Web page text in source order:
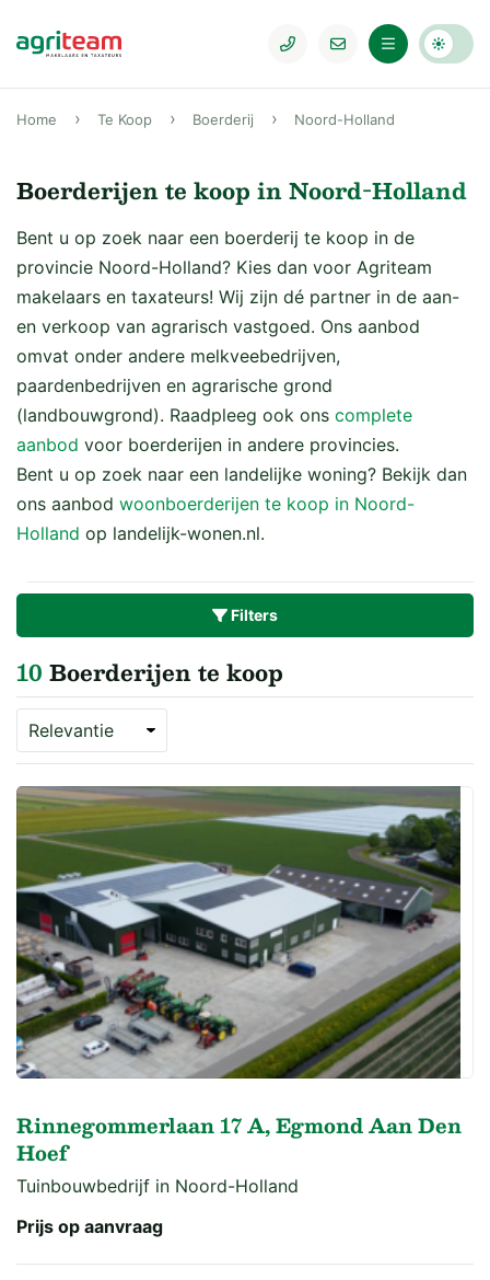
Home Te Koop Boerderij Noord-Holland
Boerderijen te koop in Noord-Holland
Bent u op zoek naar een boerderij te koop in de
provincie Noord-Holland? Kies dan voor Agriteam
makelaars en taxateurs! Wij zijn dé partner in de aan-
en verkoop van agrarisch vastgoed. Ons aanbod
omvat onder andere melkveebedrijven,
paardenbedrijven en agrarische grond
(landbouwgrond). Raadpleeg ook ons complete
aanbod voor boerderijen in andere provincies.
Bent u op zoek naar een landelijke woning? Bekijk dan
ons aanbod woonboerderijen te koop in Noord-
Holland op landelijk-wonen.nl.
Filters
10 Boerderijen te koop
Rinnegommerlaan 17 A, Egmond Aan Den
Hoef
Tuinbouwbedrijf in Noord-Holland
Prijs op aanvraag